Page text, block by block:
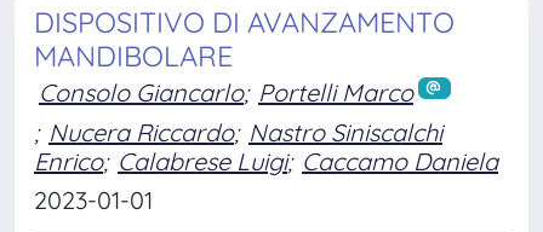
DISPOSITIVO DI AVANZAMENTO
MANDIBOLARE
Consolo Giancarlo; Portelli Marco
; Nucera Riccardo; Nastro Siniscalchi
Enrico; Calabrese Luigi; Caccamo Daniela
2023-01-01